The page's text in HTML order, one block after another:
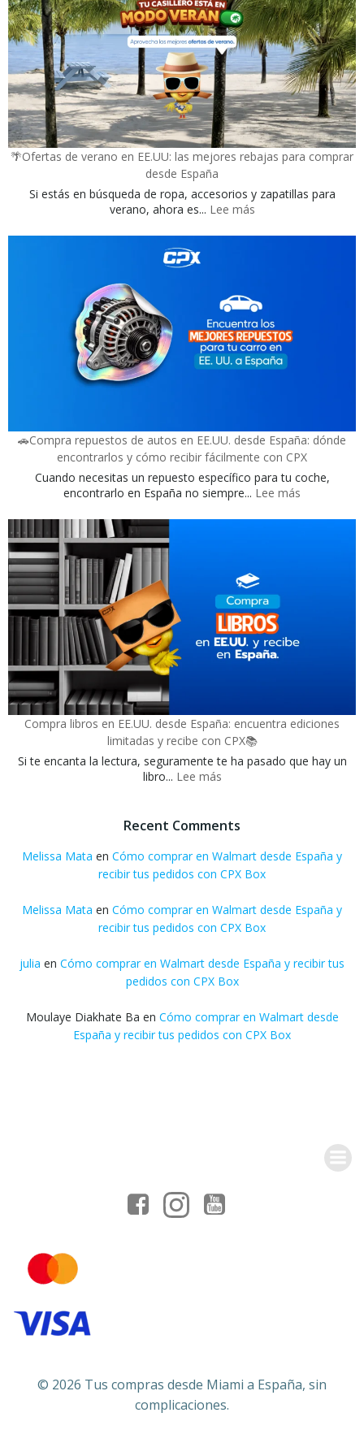
en
tiendas
de
EE.UU:
dónde
ofertas
y
recibir
compras
🌴Ofertas de verano en EE.UU: las mejores rebajas para comprar
desde España
Si estás en búsqueda de ropa, accesorios y zapatillas para
verano, ahora es... Lee más:
EE.UU:
las
mejores
rebajas
España
🚗Compra repuestos de autos en EE.UU. desde España: dónde
encontrarlos y cómo recibir fácilmente con CPX
Cuando necesitas un repuesto específico para tu coche,
encontrarlo en España no siempre... Lee más
cómo
recibir
con
Compra libros en EE.UU. desde España: encuentra ediciones
limitadas y recibe con CPX📚
Si te encanta la lectura, seguramente te ha pasado que hay un
libro... Lee más:
en
desde
España:
ediciones
limitadas
recibe
con
📚
Recent Comments
Melissa Mata en Cómo comprar en Walmart desde España y
recibir tus pedidos con CPX Box
Melissa Mata en Cómo comprar en Walmart desde España y
recibir tus pedidos con CPX Box
julia en Cómo comprar en Walmart desde España y recibir tus
pedidos con CPX Box
Moulaye Diakhate Ba en Cómo comprar en Walmart desde
España y recibir tus pedidos con CPX Box
© 2026 Tus compras desde Miami a España, sin
complicaciones.